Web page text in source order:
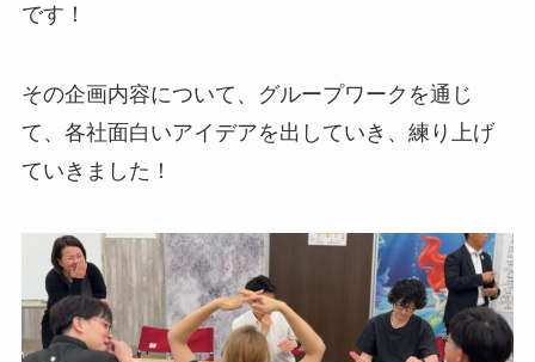
です！
その企画内容について、グループワークを通じ
て、各社面白いアイデアを出していき、練り上げ
ていきました！